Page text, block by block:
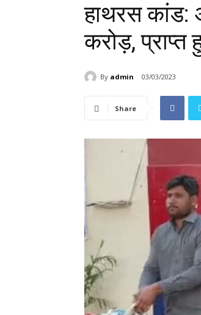
हाथरस कांड:
करोड़, प्राप्त
By admin 03/03/2023
Share